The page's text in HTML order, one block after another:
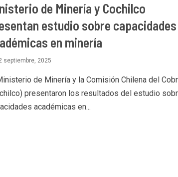
de Minería y Cochilco
estudio sobre capacidades
en minería
septiembre, 2025
de Minería y la Comisión Chilena del
presentaron los resultados del estudio
académicas en...